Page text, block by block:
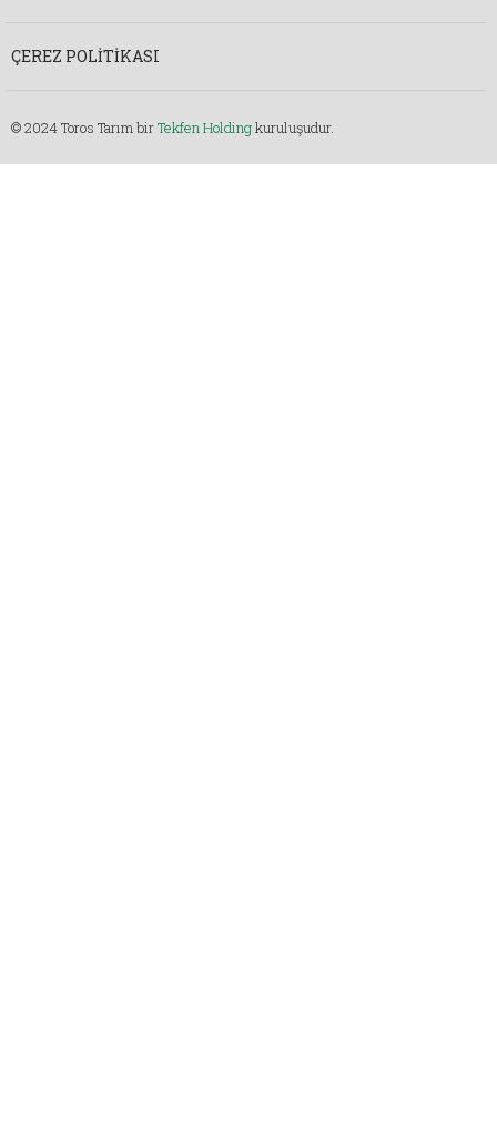
ÇEREZ POLITIKASI
© 2024 Toros Tarım birTekfen Holdingkuruluşudur.